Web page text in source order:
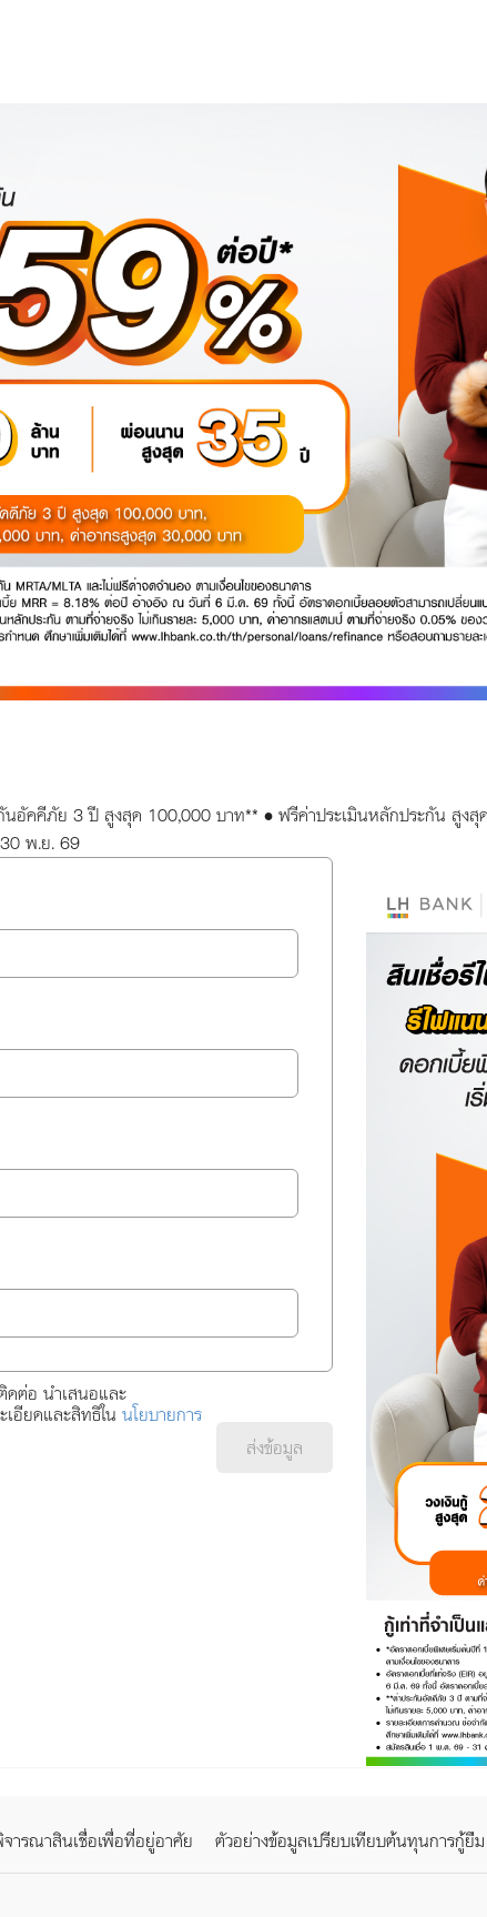
อัคคีภัย 3 ปี สูงสุด 100,000 บาท** • ฟรีค่าประเมินหลักประกัน สูง
พ.ย. 69
ดต่อ นำเสนอและ
อียดและสิทธิใน นโยบายการ
ส่งข้อมูล
จารณาสินเชื่อเพื่อที่อยู่อาศัย ตัวอย่างข้อมูลเปรียบเทียบต้นทุนการกู้ยืม